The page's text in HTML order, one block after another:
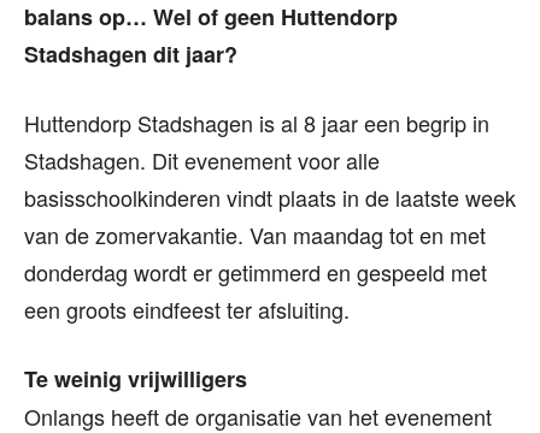
balans op… Wel of geen Huttendorp
Stadshagen dit jaar?
Huttendorp Stadshagen is al 8 jaar een begrip in
Stadshagen. Dit evenement voor alle
basisschoolkinderen vindt plaats in de laatste week
van de zomervakantie. Van maandag tot en met
donderdag wordt er getimmerd en gespeeld met
een groots eindfeest ter afsluiting.
Te weinig vrijwilligers
Onlangs heeft de organisatie van het evenement